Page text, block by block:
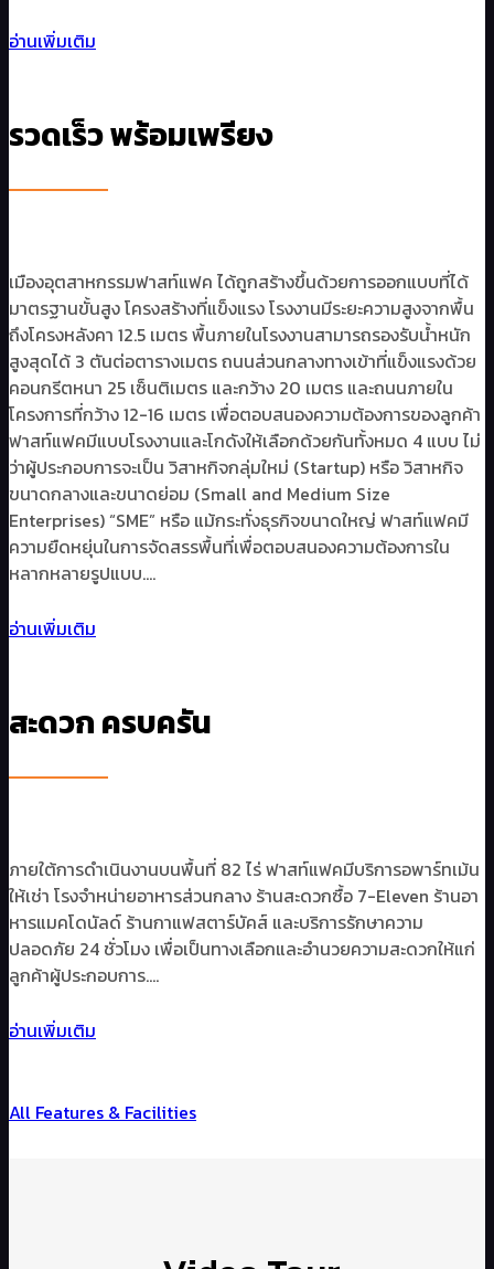
อ่านเพิ่มเติม
รวดเร็ว พร้อมเพรียง
เมืองอุตสาหกรรมฟาสท์แฟค ได้ถูกสร้างขึ้นด้วยการออกแบบที่ได้
มาตรฐานขั้นสูง โครงสร้างที่แข็งแรง โรงงานมีระยะความสูงจากพื้น
ถึงโครงหลังคา 12.5 เมตร พื้นภายในโรงงานสามารถรองรับน้ำหนัก
สูงสุดได้ 3 ตันต่อตารางเมตร ถนนส่วนกลางทางเข้าที่แข็งแรงด้วย
คอนกรีตหนา 25 เซ็นติเมตร และกว้าง 20 เมตร และถนนภายใน
โครงการที่กว้าง 12-16 เมตร เพื่อตอบสนองความต้องการของลูกค้า
ฟาสท์แฟคมีแบบโรงงานและโกดังให้เลือกด้วยกันทั้งหมด 4 แบบ ไม่
ว่าผู้ประกอบการจะเป็น วิสาหกิจกลุ่มใหม่ (Startup) หรือ วิสาหกิจ
ขนาดกลางและขนาดย่อม (Small and Medium Size
Enterprises) “SME” หรือ แม้กระทั่งธุรกิจขนาดใหญ่ ฟาสท์แฟคมี
ความยืดหยุ่นในการจัดสรรพื้นที่เพื่อตอบสนองความต้องการใน
หลากหลายรูปแบบ….
อ่านเพิ่มเติม
สะดวก ครบครัน
ภายใต้การดำเนินงานบนพื้นที่ 82 ไร่ ฟาสท์แฟคมีบริการอพาร์ทเม้น
ให้เช่า โรงจำหน่ายอาหารส่วนกลาง ร้านสะดวกซื้อ 7-Eleven ร้านอา
หารแมคโดนัลด์ ร้านกาแฟสตาร์บัคส์ และบริการรักษาความ
ปลอดภัย 24 ชั่วโมง เพื่อเป็นทางเลือกและอำนวยความสะดวกให้แก่
ลูกค้าผู้ประกอบการ….
อ่านเพิ่มเติม
All Features & Facilities